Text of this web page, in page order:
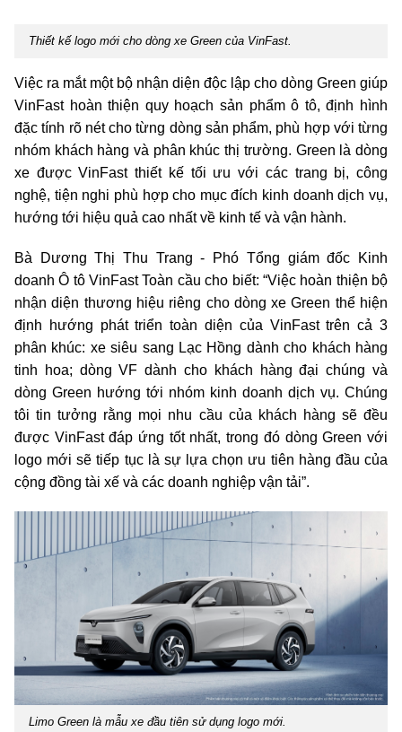
Thiết kế logo mới cho dòng xe Green của VinFast.
Việc ra mắt một bộ nhận diện độc lập cho dòng Green giúp
VinFast hoàn thiện quy hoạch sản phẩm ô tô, định hình
đặc tính rõ nét cho từng dòng sản phẩm, phù hợp với từng
nhóm khách hàng và phân khúc thị trường. Green là dòng
xe được VinFast thiết kế tối ưu với các trang bị, công
nghệ, tiện nghi phù hợp cho mục đích kinh doanh dịch vụ,
hướng tới hiệu quả cao nhất về kinh tế và vận hành.
Bà Dương Thị Thu Trang - Phó Tổng giám đốc Kinh
doanh Ô tô VinFast Toàn cầu cho biết: “Việc hoàn thiện bộ
nhận diện thương hiệu riêng cho dòng xe Green thể hiện
định hướng phát triển toàn diện của VinFast trên cả 3
phân khúc: xe siêu sang Lạc Hồng dành cho khách hàng
tinh hoa; dòng VF dành cho khách hàng đại chúng và
dòng Green hướng tới nhóm kinh doanh dịch vụ. Chúng
tôi tin tưởng rằng mọi nhu cầu của khách hàng sẽ đều
được VinFast đáp ứng tốt nhất, trong đó dòng Green với
logo mới sẽ tiếp tục là sự lựa chọn ưu tiên hàng đầu của
cộng đồng tài xế và các doanh nghiệp vận tải”.
Limo Green là mẫu xe đầu tiên sử dụng logo mới.